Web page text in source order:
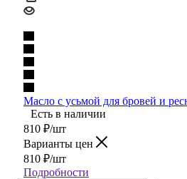
Масло с усьмой для бровей и
Есть в наличии
810 ₽/шт
Варианты цен
810 ₽/шт
Подробности